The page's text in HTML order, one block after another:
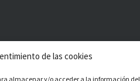
de las cookies
almacenar y/o acceder a la información del